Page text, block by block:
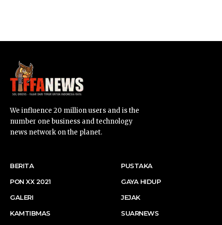
We influence 20 million users and is the
number one business and technology
news network on the planet.
BERITA
PON XX 2021
GALERI
KAMTIBMAS
PUSTAKA
GAYA HIDUP
JEJAK
SUARNEWS